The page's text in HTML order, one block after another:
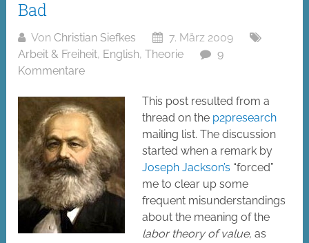
Bad
VonChristian Siefkes
7. März 2009
Arbeit & Freiheit, English,Theorie
9
Kommentare
This post resulted from a
thread on the p2presearch
mailing list. The discussion
started when a remark by
Joseph Jackson’s “forced”
me to clear up some
frequent misunderstandings
about the meaning of the
labor theory of value, as